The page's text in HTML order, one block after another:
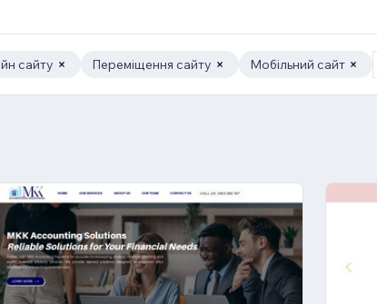
сайту Переміщення сайту Мобільний сайт